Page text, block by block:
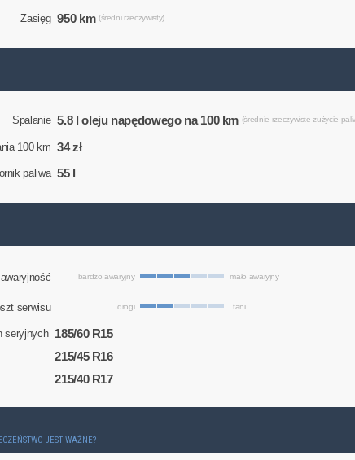
Zasięg 950 km (średni rzeczywisty)
Spalanie 5.8 l oleju napędowego na 100 km (średnie rzeczywiste zużycie
100 km 34 zł
paliwa 55 l
bardzo awaryjny mało awaryjny
serwisu drogi tani
seryjnych 185/60 R15
215/45 R16
215/40 R17
JEST WAŻNE?